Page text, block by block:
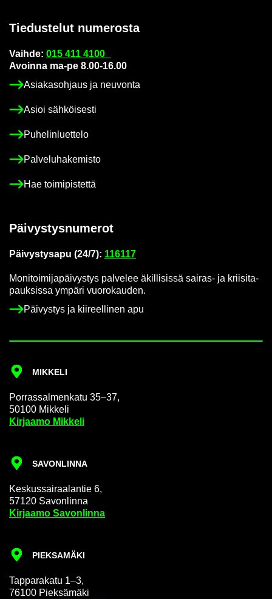
Tie­dus­te­lut nu­me­ros­ta
Vaih­de: 015 411 4100
Avoin­na ma-pe 8.00-16.00
Asia­kas­oh­jaus ja neu­von­ta
Asioi säh­köi­ses­ti
Pu­he­lin­luet­te­lo
Pal­ve­lu­ha­ke­mis­to
Hae toi­mi­pis­tet­tä
Päi­vys­tys­nu­me­rot
Päi­vys­tys­a­pu (24/7): 116117
Mo­ni­toi­mi­ja­päi­vys­tys pal­ve­lee äkil­li­sis­sä sairas-​ ja krii­si­ta­
pauk­sis­sa ym­pä­ri vuo­ro­kau­den.
Päi­vys­tys ja kii­reel­li­nen apu
MIK­KE­LI
Por­ras­sal­men­ka­tu 35–37,
50100 Mik­ke­li
Kir­jaa­mo Mik­ke­li
SA­VON­LIN­NA
Kes­kus­sai­raa­lan­tie 6,
57120 Sa­von­lin­na
Kir­jaa­mo Sa­von­lin­na
PIEK­SA­MÄ­KI
Tap­pa­ra­ka­tu 1–3,
76100 Piek­sä­mä­ki